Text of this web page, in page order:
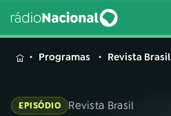
MENUProgramas Revista Brasil
EPISÓDIO Revista Brasil